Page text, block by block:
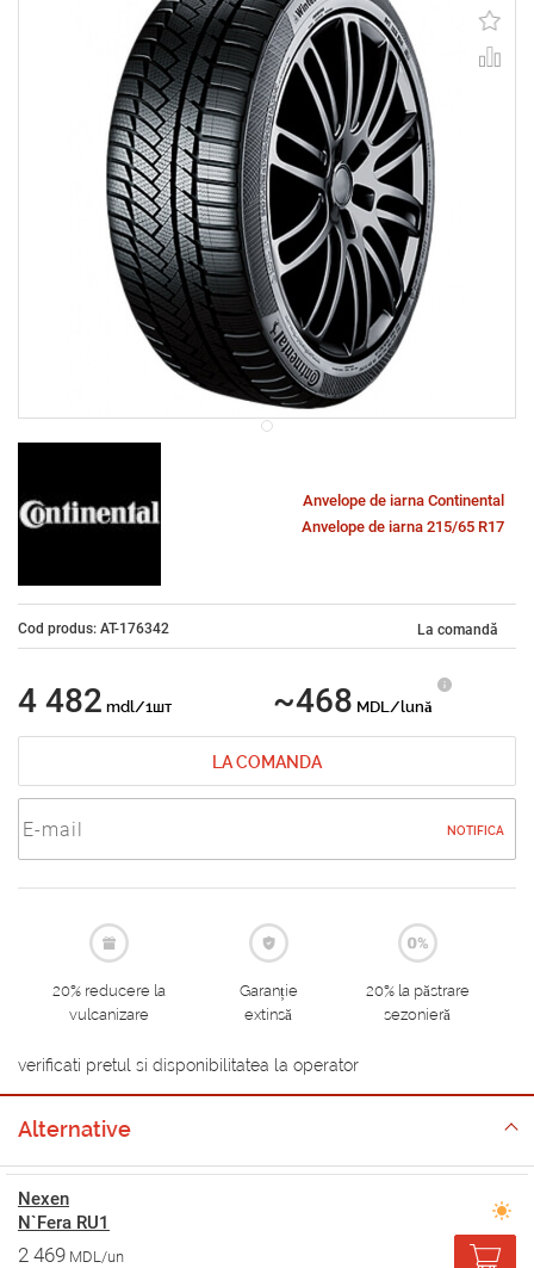
Anvelope de iarna Continental
Anvelope de iarna 215/65 R17
Cod produs: AT-176342 La comandă
4 482 mdl/1шт ~468 MDL/lună
LA COMANDA
NOTIFICA
20% reducere la
vulcanizare
Garanție
extinsă
20% la păstrare
sezonieră
verificati pretul si disponibilitatea la operator
Alternative
Nexen
N`Fera RU1
2 469 MDL/un